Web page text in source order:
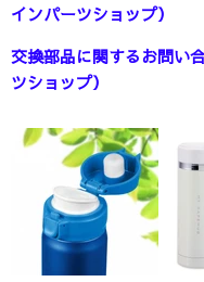
インパーツショップ）
交換部品に関するお問い
ツショップ）